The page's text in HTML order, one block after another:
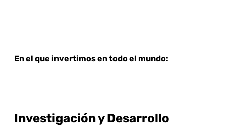
En el que invertimos en todo el mundo:
Investigación y Desarrollo